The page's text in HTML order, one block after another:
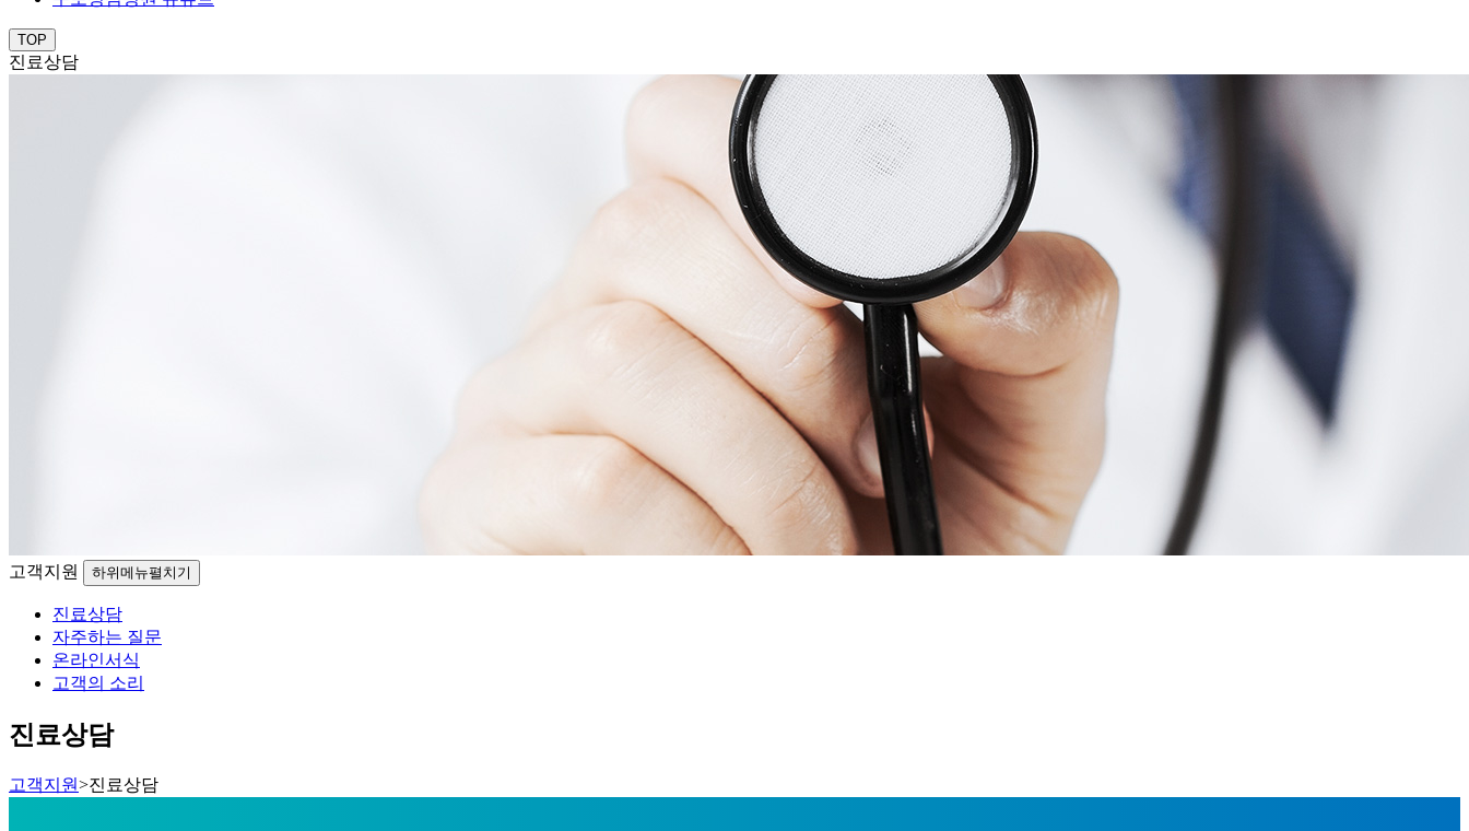
TOP
진료상담
고객지원 하위메뉴펼치기
진료상담
자주하는 질문
온라인서식
고객의 소리
진료상담
고객지원>진료상담